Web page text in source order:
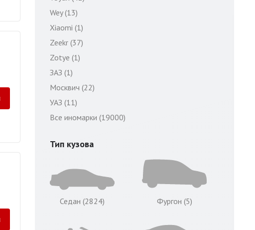
Wey (13)
Xiaomi (1)
Zeekr (37)
Zotye (1)
ЗАЗ (1)
Москвич (22)
УАЗ (11)
Все иномарки (19000)
Тип кузова
Седан (2824) Фургон (5)